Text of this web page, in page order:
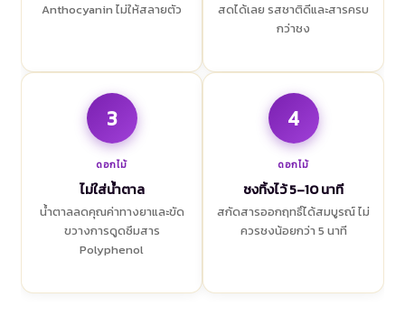
Anthocyanin ไม่ให้สลายตัว
สดได้เลย รสชาติดีและสารครบ
กว่าชง
3
ดอกไม้
ไม่ใส่น้ำตาล
น้ำตาลลดคุณค่าทางยาและขัด
ขวางการดูดซึมสาร
Polyphenol
4
ดอกไม้
ชงทิ้งไว้ 5–10 นาที
สกัดสารออกฤทธิ์ได้สมบูรณ์ ไม่
ควรชงน้อยกว่า 5 นาที